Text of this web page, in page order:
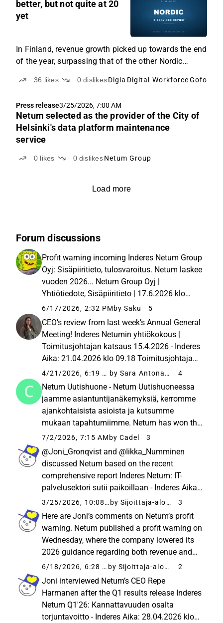
AM
better, but not quite at 20
yet
In Finland, revenue growth picked up towards the end
of the year, surpassing that of the other Nordic
36 likes 0dislikesDigia Digital WorkforceGofore
Press release3/25/2026, 7:00 AM
Netum selected as the provider of the City of
Helsinki's data platform maintenance
service
0 likes 0 dislikes Netum Group
Load more
Forum discussions
Profit warning incoming Inderes Netum Group
Oyj: Sisäpiiritieto, tulosvaroitus. Netum laskee
vuoden 2026... Netum Group Oyj |
Yhtiötiedote, Sisäpiiritieto | 17.6.2026 klo
17:30Netum Group Oyj muuttaa vuoden 2026
tulosohjeistustaan liikevaihdon ja
vertailukelpoisen kannattavuuden ...
6/17/2026, 2:32 PM by Saku 5
CEO’s review from last week’s Annual General
Meeting! Inderes Netumin yhtiökokous |
Toimitusjohtajan katsaus 15.4.2026 - Inderes
Aika: 21.04.2026 klo 09.18 Toimitusjohtaja
Repe Harmasen katsaus Netumin
yhtiökokouksesta 15.4.2026.
4/21/2026, 6:19 AM by Sara Antonacci 4
Netum Uutishuone - Netum Uutishuoneessa
jaamme asiantuntijanäkemyksiä, kerromme
ajankohtaisista asioista ja kutsumme
mukaan tapahtumiimme. Netum has won the
City of Järvenpää’s tender for the delivery of
integration services. The object of the
procurement is an expert team for the...
7/2/2026, 7:15 AM by Cadel 3
@Joni_Gronqvist and @Iikka_Numminen
discussed Netum based on the recent
comprehensive report Inderes Netum: IT-
palvelusektori sutii paikoillaan - Inderes Aika:
25.03.2026 klo 09.42 Netumin tuloskunto on
heikentynyt muun sektorin ohella. Topics:
00:00 Introduction 00:18 Why the share...
3/25/2026, 10:08 AM by Sijoittaja-alokas 3
Here are Joni’s comments on Netum’s profit
warning. Netum published a profit warning on
Wednesday, where the company lowered its
2026 guidance regarding both revenue and
profitability. The warning did not come as a
complete surprise to us, as we had already
highlighted a clear risk...
6/18/2026, 6:28 AM by Sijoittaja-alokas 2
Joni interviewed Netum’s CEO Repe
Harmanen after the Q1 results release Inderes
Netum Q1'26: Kannattavuuden osalta
torjuntavoitto - Inderes Aika: 28.04.2026 klo